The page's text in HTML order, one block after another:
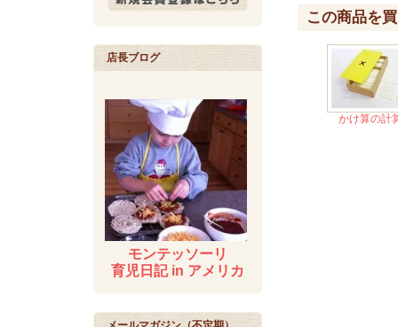
店長ブログ
モンテッソーリ
育児日記 in アメリカ
この商品を
かけ算の計